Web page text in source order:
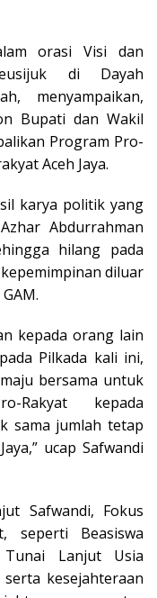
orasi Visi dan
di Dayah
menyampaikan,
Bupati dan Wakil
Program Pro-
Aceh Jaya.
karya politik yang
Abdurrahman
hilang pada
diluar
kepada orang lain
Pilkada kali ini,
bersama untuk
Rakyat kepada
sama jumlah tetap
ucap Safwandi
Safwandi, Fokus
seperti Beasiswa
Lanjut Usia
kesejahteraan